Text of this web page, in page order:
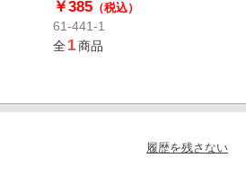
￥385（税込）
61-441-1
全1商品
履歴を残さない